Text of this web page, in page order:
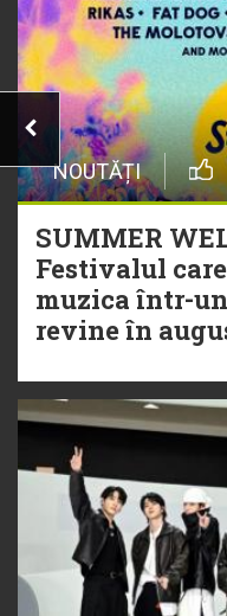
NOUTĂȚI
SUMMER
Festivalul
muzica într-
revine în